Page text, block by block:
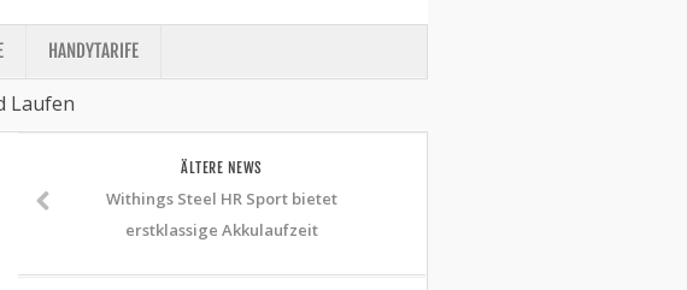
HANDYTARIFE
Laufen
ÄLTERE NEWS
Withings Steel HR Sport bietet
erstklassige Akkulaufzeit